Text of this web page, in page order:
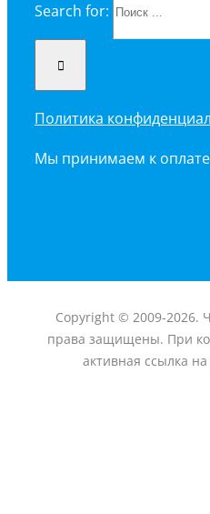
Search for:
Политика
Мы принимаем к
Copyright © 2009-2026.
права защищены. При
активная ссылка